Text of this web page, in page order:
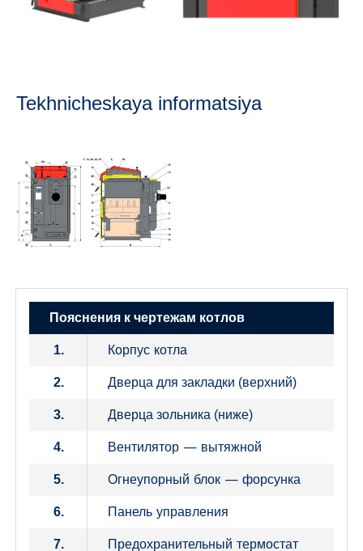
Tekhnicheskaya informatsiya
Пояснения к чертежам котлов
1. Корпус котла
2. Дверца для закладки (верхний)
3. Дверца зольника (ниже)
4. Вентилятор — вытяжной
5. Огнеупорный блок — форсунка
6. Панель управления
7. Предохранительный термостат